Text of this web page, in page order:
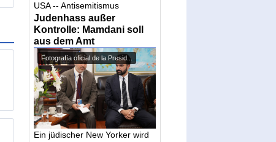
USA -- Antisemitismus
Judenhass außer
Kontrolle: Mamdani soll
aus dem Amt
Fotografía oficial de la Presid...
Ein jüdischer New Yorker wird